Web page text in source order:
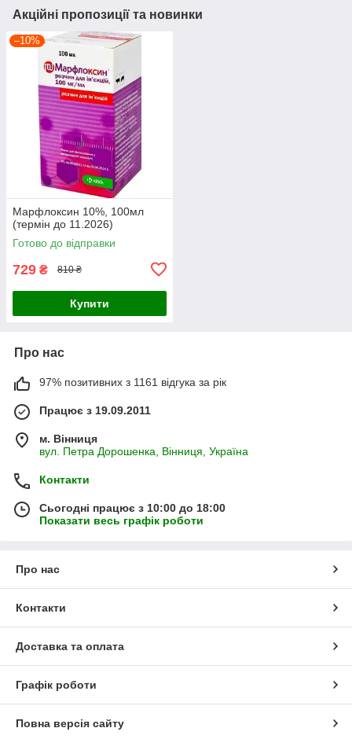
Акційні пропозиції та новинки
–10%
Марфлоксин 10%, 100мл
(термін до 11.2026)
Готово до відправки
729 ₴ 810 ₴
Купити
Про нас
97% позитивних з 1161 відгука за рік
Працює з 19.09.2011
м. Вінниця
вул. Петра Дорошенка, Вінниця, Україна
Контакти
Сьогодні працює з 10:00 до 18:00
Показати весь графік роботи
Про нас
Контакти
Доставка та оплата
Графік роботи
Повна версія сайту